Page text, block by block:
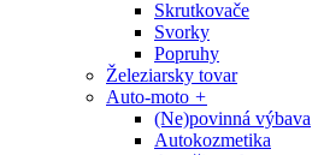
Skrutkovače
Svorky
Popruhy
Železiarsky tovar
Auto-moto +
(Ne)povinná výbava
Autokozmetika